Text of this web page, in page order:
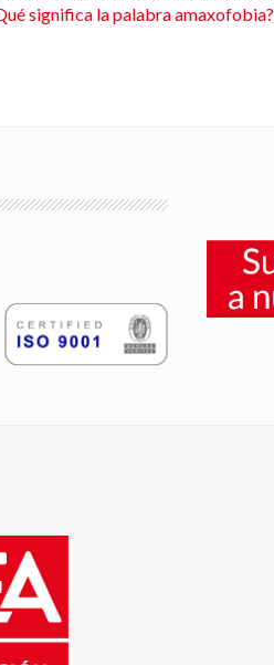
significa la palabra amaxofobia?